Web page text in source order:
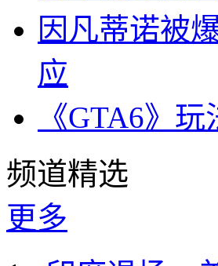
因凡蒂诺被
应
《GTA6》
频道精选
更多